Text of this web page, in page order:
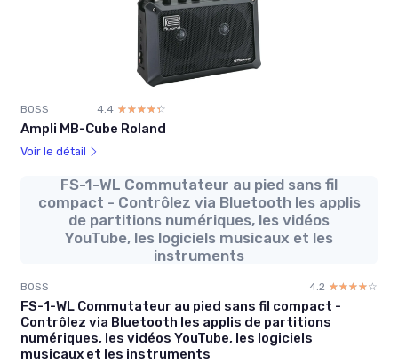
BOSS 4.4 ☆☆☆☆☆
★★★★★
Ampli MB-Cube Roland
Voir le détail
FS-1-WL Commutateur au pied sans fil
compact - Contrôlez via Bluetooth les applis
de partitions numériques, les vidéos
YouTube, les logiciels musicaux et les
instruments
BOSS 4.2 ☆☆☆☆☆
★★★★★
FS-1-WL Commutateur au pied sans fil compact -
Contrôlez via Bluetooth les applis de partitions
numériques, les vidéos YouTube, les logiciels
musicaux et les instruments